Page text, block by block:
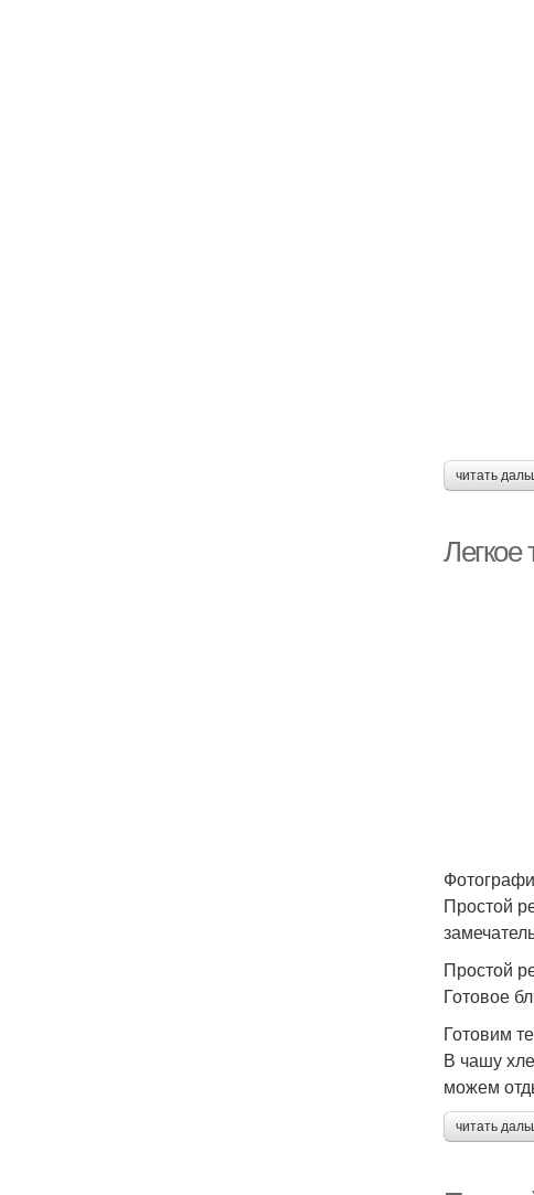
читать
Легкое
Простой
Простой
Готовое
Готовим
В чашу
можем
читать